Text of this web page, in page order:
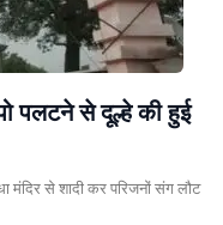
पलटने से दूल्हे की हुई
मंदिर से शादी कर परिजनों संग लौट